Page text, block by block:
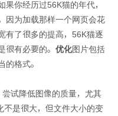
果你经历过56K猫的年代，
因为加载那样一个网页会花
有了很多的提高，56K猫逐
很有必要的。 优化图片包括
的格式。
试降低图像的质量，尤其
不是很大，但文件大小的变